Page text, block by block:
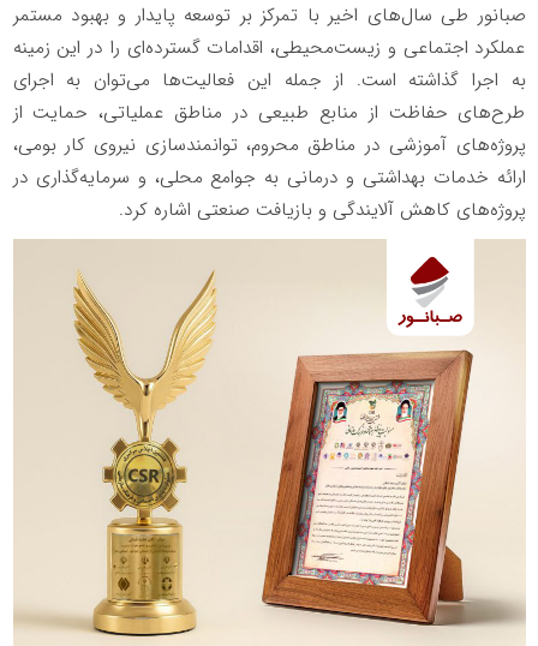
صبانور طی سال‌های اخیر با تمرکز بر توسعه پایدار و بهبود مستمر
عملکرد اجتماعی و زیست‌محیطی، اقدامات گسترده‌ای را در این زمینه
به اجرا گذاشته است. از جمله این فعالیت‌ها می‌توان به اجرای
طرح‌های حفاظت از منابع طبیعی در مناطق عملیاتی، حمایت از
پروژه‌های آموزشی در مناطق محروم، توانمندسازی نیروی کار بومی،
ارائه خدمات بهداشتی و درمانی به جوامع محلی، و سرمایه‌گذاری در
پروژه‌های کاهش آلایندگی و بازیافت صنعتی اشاره کرد.